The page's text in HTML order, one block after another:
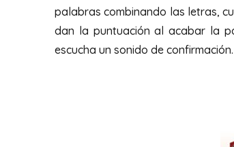
palabras combinando las letras,
dan la puntuación al acabar la
escucha un sonido de confirmación.